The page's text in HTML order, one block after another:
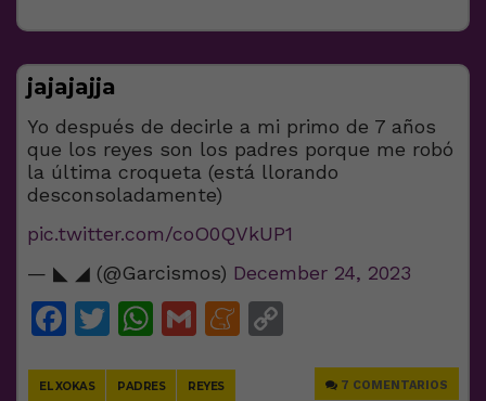
jajajajja
Yo después de decirle a mi primo de 7 años
que los reyes son los padres porque me robó
la última croqueta (está llorando
desconsoladamente)
pic.twitter.com/coO0QVkUP1
— ◣ ◢ (@Garcismos) December 24, 2023
Facebook
Twitter
WhatsApp
GmailMeneame
EL XOKAS PADRES REYES 7 COMENTARIOS